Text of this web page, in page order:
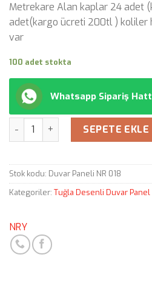
Metrekare Alan kaplar 24 adet
adet(kargo ücreti 200tl ) koliler
var
100 adet stokta
Whatsapp Sipariş
Miktar SEPETE EKLE
Stok kodu: Duvar Paneli NR 018
Kategoriler: Tuğla Desenli Duvar Panel
NRY